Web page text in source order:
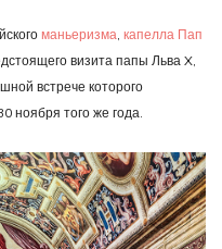
маньеризма, капелла Пап
визита папы Льва X,
встрече которого
ноября того же года.